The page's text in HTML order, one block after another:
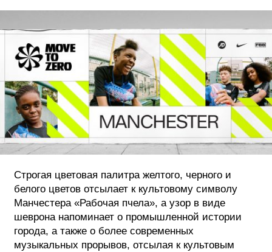
Строгая цветовая палитра желтого, черного и
белого цветов отсылает к культовому символу
Манчестера «Рабочая пчела», а узор в виде
шеврона напоминает о промышленной истории
города, а также о более современных
музыкальных прорывов, отсылая к культовым